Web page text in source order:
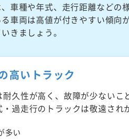
車種や年式、走行距離など
車両は高値が付きやすい傾
きましょう。
高いトラック
久性が高く、故障が少ないこ
過走行のトラックは敬遠され
多い